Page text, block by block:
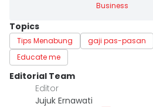
Business
Topics
Tips Menabung gaji pas-pasan
Educate me
Editorial Team
Editor
Jujuk Ernawati